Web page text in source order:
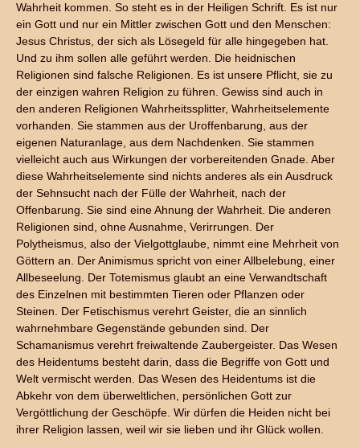
Wahrheit kommen. So steht es in der Heiligen Schrift. Es ist nur
ein Gott und nur ein Mittler zwischen Gott und den Menschen:
Jesus Christus, der sich als Lösegeld für alle hingegeben hat.
Und zu ihm sollen alle geführt werden. Die heidnischen
Religionen sind falsche Religionen. Es ist unsere Pflicht, sie zu
der einzigen wahren Religion zu führen. Gewiss sind auch in
den anderen Religionen Wahrheitssplitter, Wahrheitselemente
vorhanden. Sie stammen aus der Uroffenbarung, aus der
eigenen Naturanlage, aus dem Nachdenken. Sie stammen
vielleicht auch aus Wirkungen der vorbereitenden Gnade. Aber
diese Wahrheitselemente sind nichts anderes als ein Ausdruck
der Sehnsucht nach der Fülle der Wahrheit, nach der
Offenbarung. Sie sind eine Ahnung der Wahrheit. Die anderen
Religionen sind, ohne Ausnahme, Verirrungen. Der
Polytheismus, also der Vielgottglaube, nimmt eine Mehrheit von
Göttern an. Der Animismus spricht von einer Allbelebung, einer
Allbeseelung. Der Totemismus glaubt an eine Verwandtschaft
des Einzelnen mit bestimmten Tieren oder Pflanzen oder
Steinen. Der Fetischismus verehrt Geister, die an sinnlich
wahrnehmbare Gegenstände gebunden sind. Der
Schamanismus verehrt freiwaltende Zaubergeister. Das Wesen
des Heidentums besteht darin, dass die Begriffe von Gott und
Welt vermischt werden. Das Wesen des Heidentums ist die
Abkehr von dem überweltlichen, persönlichen Gott zur
Vergöttlichung der Geschöpfe. Wir dürfen die Heiden nicht bei
ihrer Religion lassen, weil wir sie lieben und ihr Glück wollen.